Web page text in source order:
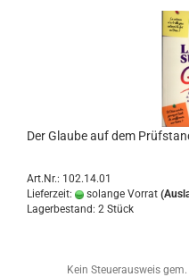
Der Glaube auf dem
Art.Nr.: 102.14.01
Lieferzeit:
solange Vorrat
Lagerbestand: 2 Stück
Kein Steuerausweis